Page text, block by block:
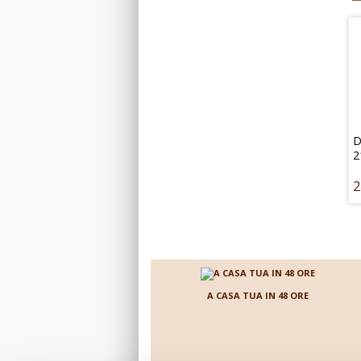
A CASA TUA IN 48 ORE